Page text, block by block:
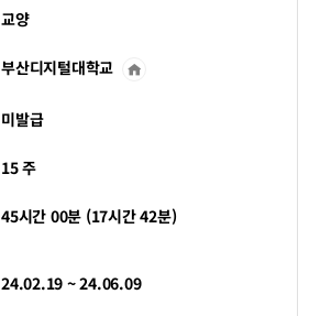
교양
부산디지털대학교
운
창
열
미발급
15 주
45시간 00분 (17시간 42분)
24.02.19 ~ 24.06.09